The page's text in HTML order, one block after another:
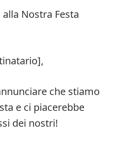
Nostra Festa
che stiamo
e ci piacerebbe
dei nostri!